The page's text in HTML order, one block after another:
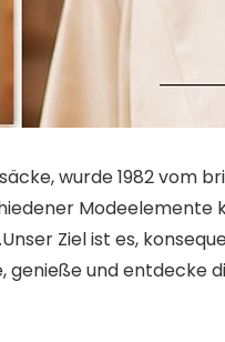
wurde 1982
Ziel ist es,
genieße und entdecke